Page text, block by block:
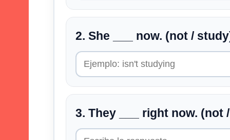
2. She ___ now. (not /
3. They ___ right now. (not